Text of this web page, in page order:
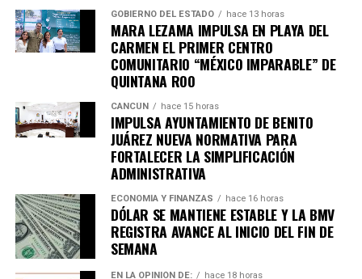
reafirma su compromiso con una planeación estratégica,
transparente y participativa para consolidar un desarrollo
urbano ordenado y una infraestructura de calidad.
Fuente: 5to Poder Agencia de Noticias
GOBIERNO DEL ESTADO hace 13 horas
MARA LEZAMA IMPULSA EN PLAYA DEL
CARMEN EL PRIMER CENTRO
COMUNITARIO “MÉXICO IMPARABLE” DE
QUINTANA ROO
CANCÚN hace 15 horas
IMPULSA AYUNTAMIENTO DE BENITO
JUÁREZ NUEVA NORMATIVA PARA
FORTALECER LA SIMPLIFICACIÓN
ADMINISTRATIVA
ECONOMÍA Y FINANZAS hace 16 horas
DÓLAR SE MANTIENE ESTABLE Y LA BMV
REGISTRA AVANCE AL INICIO DEL FIN DE
SEMANA
EN LA OPINIÓN DE: hace 18 horas